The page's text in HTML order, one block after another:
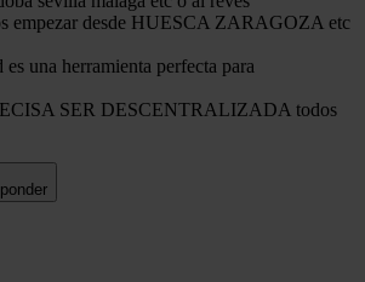
empezar desde HUESCA ZARAGOZA etc
una herramienta perfecta para
SER DESCENTRALIZADA todos